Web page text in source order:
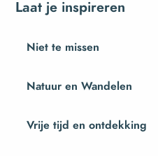
Laat je inspireren
Niet te missen
Natuur en Wandelen
Vrije tijd en ontdekking